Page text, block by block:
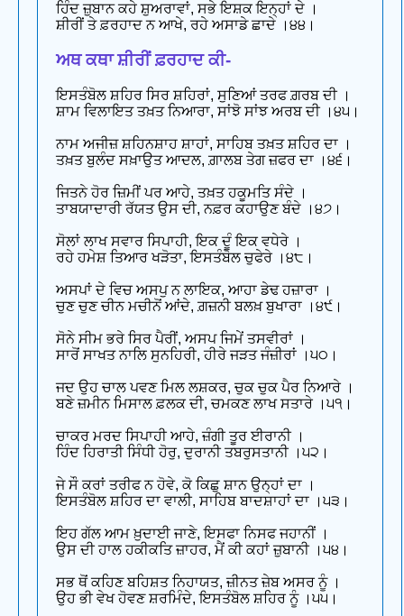
ਹਿੰਦ ਜ਼ੁਬਾਨ ਕਹੇ ਸ਼ੁਅਰਾਵਾਂ, ਸਭੇ ਇਸ਼ਕ ਇਨ੍ਹਾਂ ਦੇ ।
ਸ਼ੀਰੀਂ ਤੇ ਫ਼ਰਹਾਦ ਨ ਆਖੇ, ਰਹੇ ਅਸਾਡੇ ਛਾਦੇ ।੪੪।
ਅਥ ਕਥਾ ਸ਼ੀਰੀਂ ਫ਼ਰਹਾਦ ਕੀ-
ਇਸਤੰਬੋਲ ਸ਼ਹਿਰ ਸਿਰ ਸ਼ਹਿਰਾਂ, ਸੁਣਿਆਂ ਤਰਫ ਗ਼ਰਬ ਦੀ ।
ਸ਼ਾਮ ਵਿਲਾਇਤ ਤਖ਼ਤ ਨਿਆਰਾ, ਸਾਂਝੋ ਸਾਂਝ ਅਰਬ ਦੀ ।੪੫।
ਨਾਮ ਅਜੀਜ਼ ਸ਼ਹਿਨਸ਼ਾਹ ਸ਼ਾਹਾਂ, ਸਾਹਿਬ ਤਖ਼ਤ ਸ਼ਹਿਰ ਦਾ ।
ਤਖ਼ਤ ਬੁਲੰਦ ਸਖ਼ਾਉਤ ਆਦਲ, ਗ਼ਾਲਬ ਤੇਗ ਜ਼ਫਰ ਦਾ ।੪੬।
ਜਿਤਨੇ ਹੋਰ ਜ਼ਿਮੀਂ ਪਰ ਆਹੇ, ਤਖ਼ਤ ਹਕੂਮਤਿ ਸੰਦੇ ।
ਤਾਬਯਾਦਾਰੀ ਰੱਯਤ ਉਸ ਦੀ, ਨਫ਼ਰ ਕਹਾਉਣ ਬੰਦੇ ।੪੭।
ਸੋਲਾਂ ਲਾਖ ਸਵਾਰ ਸਿਪਾਹੀ, ਇਕ ਦੂੰ ਇਕ ਵਧੇਰੇ ।
ਰਹੇ ਹਮੇਸ਼ ਤਿਆਰ ਖੜੋਤਾ, ਇਸਤੰਬੋਲ ਚੁਫੇਰੇ ।੪੮।
ਅਸਪਾਂ ਦੇ ਵਿਚ ਅਸਪੁ ਨ ਲਾਇਕ, ਆਹਾ ਡੇਢ ਹਜ਼ਾਰਾ ।
ਚੁਣ ਚੁਣ ਚੀਨ ਮਚੀਨੋਂ ਆਂਦੇ, ਗ਼ਜ਼ਨੀ ਬਲਖ਼ ਬੁਖਾਰਾ ।੪੯।
ਸੋਨੇ ਸੀਮ ਭਰੇ ਸਿਰ ਪੈਰੀਂ, ਅਸਪ ਜਿਮੇਂ ਤਸਵੀਰਾਂ ।
ਸਾਰੋਂ ਸਾਖਤ ਨਾਲਿ ਸੁਨਹਿਰੀ, ਹੀਰੇ ਜੜਤ ਜੰਜ਼ੀਰਾਂ ।੫੦।
ਜਦ ਉਹ ਚਾਲ ਪਵਣ ਮਿਲ ਲਸ਼ਕਰ, ਚੁਕ ਚੁਕ ਪੈਰ ਨਿਆਰੇ ।
ਬਣੇ ਜ਼ਮੀਨ ਮਿਸਾਲ ਫ਼ਲਕ ਦੀ, ਚਮਕਣ ਲਾਖ ਸਤਾਰੇ ।੫੧।
ਚਾਕਰ ਮਰਦ ਸਿਪਾਹੀ ਆਹੇ, ਜ਼ੰਗੀ ਤੂਰ ਈਰਾਨੀ ।
ਹਿੰਦ ਹਿਰਾਤੀ ਸਿੰਧੀ ਹੋਰੁ, ਦੁਰਾਨੀ ਤਬਰੁਸਤਾਨੀ ।੫੨।
ਜੇ ਸੌ ਕਰਾਂ ਤਰੀਫ ਨ ਹੋਵੇ, ਕੋ ਕਿਛੁ ਸ਼ਾਨ ਉਨ੍ਹਾਂ ਦਾ ।
ਇਸਤੰਬੋਲ ਸ਼ਹਿਰ ਦਾ ਵਾਲੀ, ਸਾਹਿਬ ਬਾਦਸ਼ਾਹਾਂ ਦਾ ।੫੩।
ਇਹ ਗੱਲ ਆਮ ਖ਼ੁਦਾਈ ਜਾਣੇ, ਇਸਫਾ ਨਿਸਫ ਜਹਾਨੀਂ ।
ਉਸ ਦੀ ਹਾਲ ਹਕੀਕਤਿ ਜ਼ਾਹਰ, ਮੈਂ ਕੀ ਕਹਾਂ ਜ਼ੁਬਾਨੀ ।੫੪।
ਸਭ ਥੋਂ ਕਹਿਣ ਬਹਿਸ਼ਤ ਨਿਹਾਯਤ, ਜ਼ੀਨਤ ਜ਼ੇਬ ਅਸਰ ਨੂੰ ।
ਉਹ ਭੀ ਵੇਖ ਹੋਵਣ ਸ਼ਰਮਿੰਦੇ, ਇਸਤੰਬੋਲ ਸ਼ਹਿਰ ਨੂੰ ।੫੫।